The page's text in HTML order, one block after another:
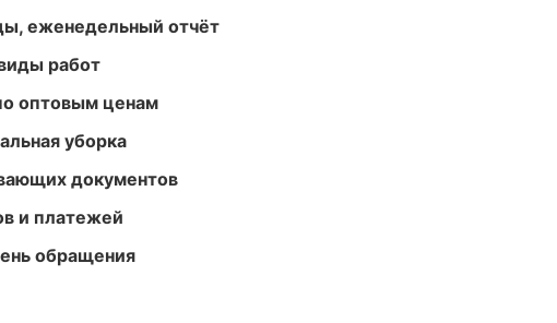
еженедельный отчёт
работ
оптовым ценам
уборка
документов
и платежей
обращения